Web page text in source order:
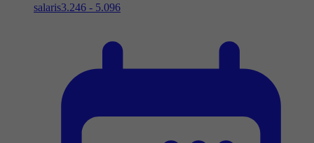
salaris3.246 - 5.096